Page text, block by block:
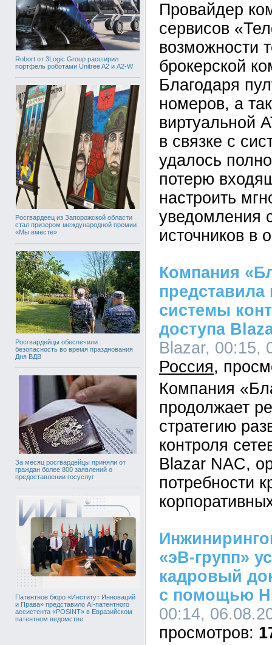
Robort от 3Logic Group расширил
портфель роботами Unitree A2 и A2-W
Росгвардеец из Запорожской области
стал призером международной премии
«Мы вместе»
Росгвардейцы обеспечили
безопасность во время празднования
Дня ВДВ
За месяц росгвардейцы приняли от
граждан более 800 заявлений о
предоставлении госуслуг
Патентное бюро «Институт Инноваций
и Права» представило AI-патентного
ассистента «POSINT» в Евразийском
патентном ведомстве
Провайдер
сервисов
возможности
брокерской
Благодаря
номеров, а
виртуальной
в связке с
удалось
потерю
настроить
уведомления
источников в
Компания
системы
доступа
Blazar, 00:15,
Россия
Компания
продолжает
стратегию
контроля
Blazar NAC,
потребности
«эВ-групп»
кадровый
с помощью
00:14,